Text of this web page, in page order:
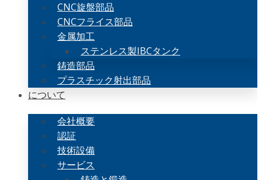
CNC旋盤部品
CNCフライス部品
金属加工
ステンレス製IBCタンク
鋳造部品
プラスチック射出部品
について
会社概要
認証
技術設備
サービス